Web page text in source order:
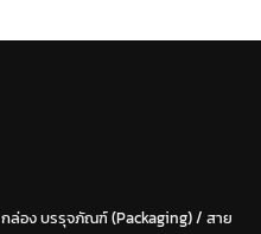
กล่อง บรรุจภัณฑ์ (Packaging)/ สาย